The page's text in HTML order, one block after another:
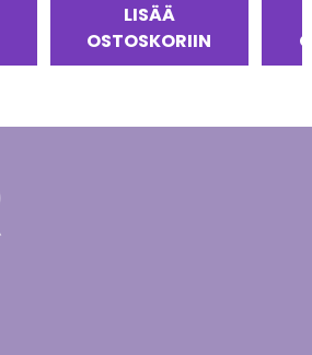
LISÄÄ
OSTOSKORIIN